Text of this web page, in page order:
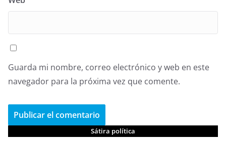
Guarda mi nombre, correo electrónico y web en este
navegador para la próxima vez que comente.
Sátira política